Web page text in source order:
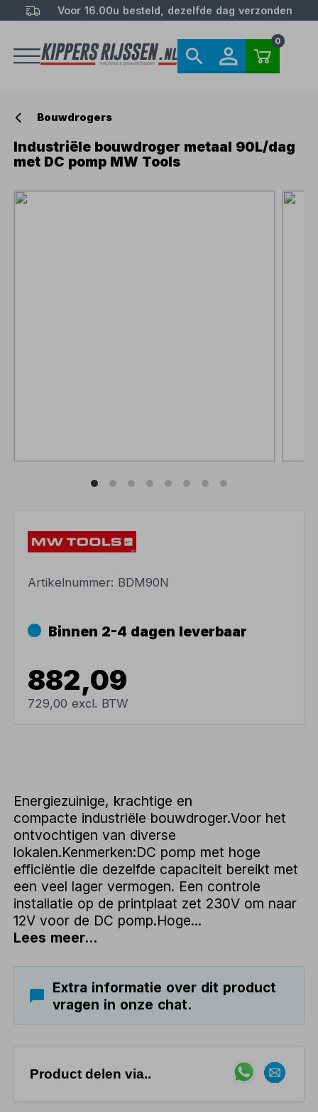
Voor 16.00u besteld, dezelfde dag verzonden
0
Bouwdrogers
Industriële bouwdroger metaal 90L/dag
met DC pomp MW Tools
Artikelnummer: BDM90N
Binnen 2-4 dagen leverbaar
882,09
729,00 excl. BTW
Energiezuinige, krachtige en
compacte industriële bouwdroger.Voor het
ontvochtigen van diverse
lokalen.Kenmerken:DC pomp met hoge
efficiëntie die dezelfde capaciteit bereikt met
een veel lager vermogen. Een controle
installatie op de printplaat zet 230V om naar
12V voor de DC pomp.Hoge...
Lees meer...
Extra informatie over dit product
vragen in onze chat.
Product delen via..